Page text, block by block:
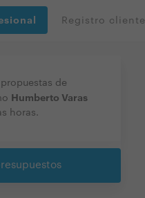
Registro cliente
de
Humberto Varas
horas.